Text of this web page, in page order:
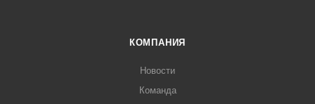
КОМПАНИЯ
Новости
Команда